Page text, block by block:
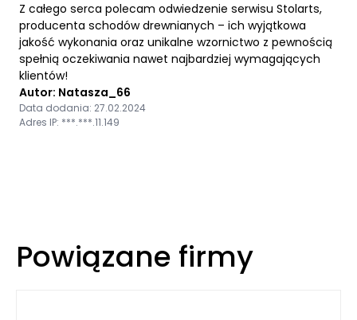
Z całego serca polecam odwiedzenie serwisu Stolarts,
producenta schodów drewnianych – ich wyjątkowa
jakość wykonania oraz unikalne wzornictwo z pewnością
spełnią oczekiwania nawet najbardziej wymagających
klientów!
Autor: Natasza_66
Data dodania: 27.02.2024
Adres IP: ***.***.11.149
Powiązane firmy